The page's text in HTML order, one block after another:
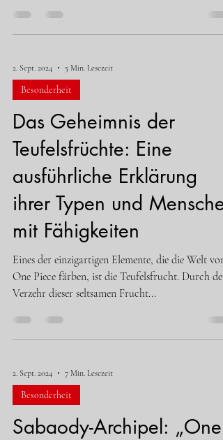
2. Sept. 2024 5 Min. Lesezeit
Besonderheit
Das Geheimnis der
Teufelsfrüchte: Eine
ausführliche Erklärung
ihrer Typen und Menschen
mit Fähigkeiten
Eines der einzigartigen Elemente, die die Welt von
One Piece färben, ist die Teufelsfrucht. Durch den
Verzehr dieser seltsamen Frucht...
2. Sept. 2024 7 Min. Lesezeit
Besonderheit
Sabaody-Archipel: „One